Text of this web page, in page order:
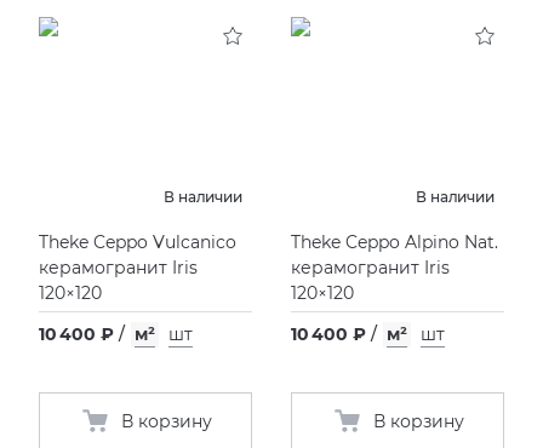
В наличии
Theke Ceppo Vulcanico
керамогранит Iris
120×120
10 400 ₽ / м² шт
В корзину
В наличии
Theke Ceppo Alpino Nat.
керамогранит Iris
120×120
10 400 ₽ / м² шт
В корзину